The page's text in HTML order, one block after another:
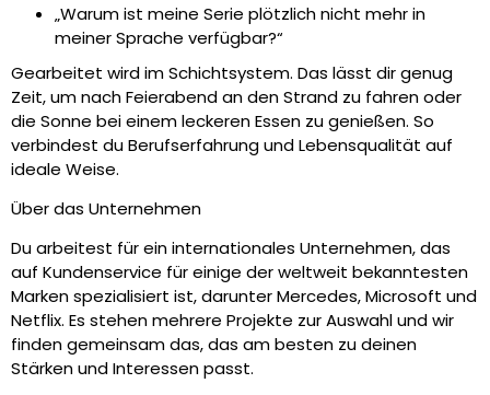
„Warum ist meine Serie plötzlich nicht mehr in
meiner Sprache verfügbar?“
Gearbeitet wird im Schichtsystem. Das lässt dir genug
Zeit, um nach Feierabend an den Strand zu fahren oder
die Sonne bei einem leckeren Essen zu genießen. So
verbindest du Berufserfahrung und Lebensqualität auf
ideale Weise.
Über das Unternehmen
Du arbeitest für ein internationales Unternehmen, das
auf Kundenservice für einige der weltweit bekanntesten
Marken spezialisiert ist, darunter Mercedes, Microsoft und
Netflix. Es stehen mehrere Projekte zur Auswahl und wir
finden gemeinsam das, das am besten zu deinen
Stärken und Interessen passt.